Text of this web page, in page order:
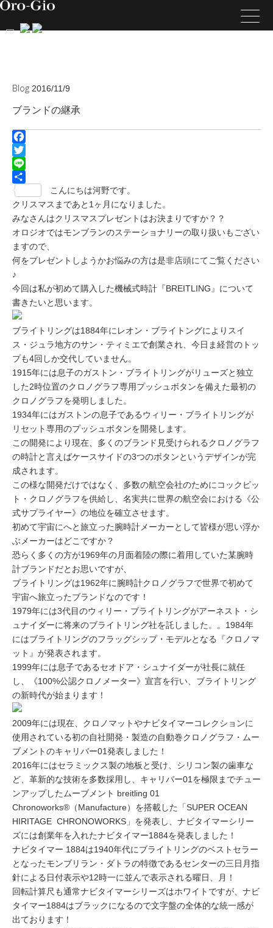
Blog 2016/11/9
ブランドの継承
Facebook
Twitter
Line
有
こんにちは河野です。
クリスマスまであと1ヶ月になりました。
みなさんはクリスマスプレゼントはお決まりですか？？
オロジオではモンブランのステーショナリーの取り扱いもござい
ますので、
何をプレゼントしようかお悩みの方は是非店頭にてご覧ください
♪
今回は私が初めて購入した機械式時計『BREITLING』について
書きたいと思います。
ブライトリングは1884年にレオン・ブライトングによりスイ
ス・ジュラ地方のサン・ティミエで創業され、今日ま経営のトッ
プも4回しか交代していません。
1915年には息子のガストン・ブライトリングがリューズと独立
した2時位置のクロノグラフ専用プッシュボタンを備えた最初の
クロノグラフを発明しました。
1934年にはガストンの息子であるウィリー・ブライトリングが
リセット専用のプッシュボタンを開発します。
この開発により現在、多くのブランド見受けられるクロノグラフ
の時計と言えばケースサイドの3つのボタンというデザインが完
成されます。
この様な開発だけではなく、多数の航空会社のためにコックピッ
ト・クロノグラフを供給し、名実共に世界の航空会における《公
式サプライヤー》の地位を確立させます。
初めて宇宙にへと旅立った腕時計メーカーとして皆様が思い浮か
ぶメーカーはどこですか？
恐らく多くの方が1969年の月面着陸の際に着用していた某腕時
計ブランドだとお思いですが、
ブライトリングは1962年に腕時計クロノグラフで世界で初めて
宇宙へ旅立ったブランドなのです！
1979年には3代目のウィリー・ブライトリングがアーネスト・シ
ュナイダーに将来のブライトリング社を託しました。。1984年
にはブライトリングのフラッグシップ・モデルとなる『クロノマ
ット』が発表されます。
1999年には息子であるセオドア・シュナイダーが社長に就任
し、《100%公認クロノメーター》宣言を行い、ブライトリング
の新時代が始まります！
2009年には現在、クロノマットやナビタイマーコレクションに
使用されている初の自社開発・製造の自動巻クロノグラフ・ムー
ブメントのキャリバー01発表しました！
2016年にはセラミックス製の地板と受け、シリコン製の歯車な
ど、革新的な技術を多数採用し、キャリバー01を極限までチュー
ンアップしたムーブメント breitling 01
Chronoworks®（Manufacture）を搭載した「SUPER OCEAN
HIRITAGE CHRONOWORKS」を発表し、ナビタイマーシリー
ズには創業年を入れたナビタイマー1884を発表しました！
ナビタイマー 1884は1940年代にブライトリングのベストセラー
となったモンブリラン・ダトラの特徴であるセンターの三日月指
針による日付表示や12時一に並んで表示される曜日、月！
回転計算尺も通常ナビタイマーシリーズはホワイトですが、ナビ
タイマー1884はブラックになるので文字盤の全体的な統一感が
出ております！